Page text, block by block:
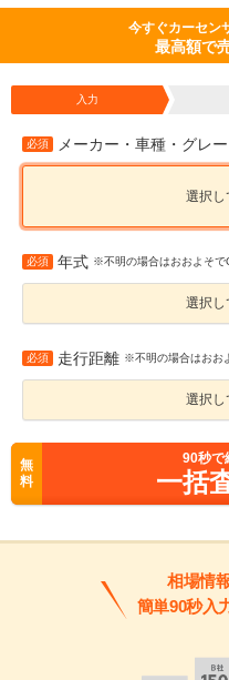
今すぐカーセン
最高額で
入力
必須 メーカー・車種・グレ
選択し
必須 年式 ※不明の場合はおおよそで
選択し
必須 走行距離 ※不明の場合はおお
選択し
無
料
90秒で
一括
相場情
簡単90秒入